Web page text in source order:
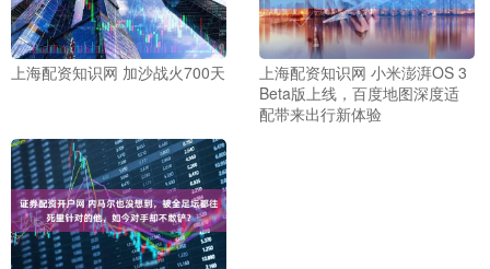
上海配资知识网 加沙战火700天
上海配资知识网 小米澎湃OS 3
Beta版上线，百度地图深度适
配带来出行新体验